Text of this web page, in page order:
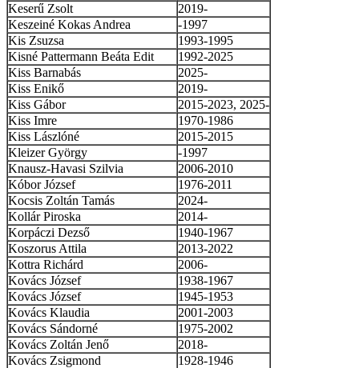
Keserű Zsolt
2019-
Keszeiné Kokas Andrea
-1997
Kis Zsuzsa
1993-1995
Kisné Pattermann Beáta Edit
1992-2025
Kiss Barnabás
2025-
Kiss Enikő
2019-
Kiss Gábor
2015-2023, 2025-
Kiss Imre
1970-1986
Kiss Lászlóné
2015-2015
Kleizer György
-1997
Knausz-Havasi Szilvia
2006-2010
Kóbor József
1976-2011
Kocsis Zoltán Tamás
2024-
Kollár Piroska
2014-
Korpáczi Dezső
1940-1967
Koszorus Attila
2013-2022
Kottra Richárd
2006-
Kovács József
1938-1967
Kovács József
1945-1953
Kovács Klaudia
2001-2003
Kovács Sándorné
1975-2002
Kovács Zoltán Jenő
2018-
Kovács Zsigmond
1928-1946